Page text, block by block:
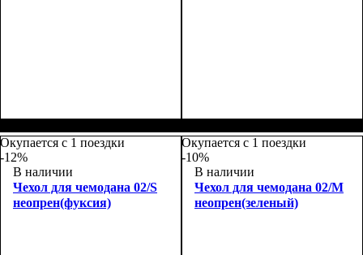
55х38х23+5
Окупается с 1 поездки
-12%
В наличии
Чехол для чемодана 02/S
неопрен(фуксия)
Окупается с 1 поездки
-10%
В наличии
Чехол для чемодана 02/M
неопрен(зеленый)